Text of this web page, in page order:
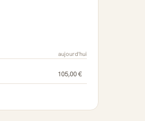
aujourd'hui
105,00 €